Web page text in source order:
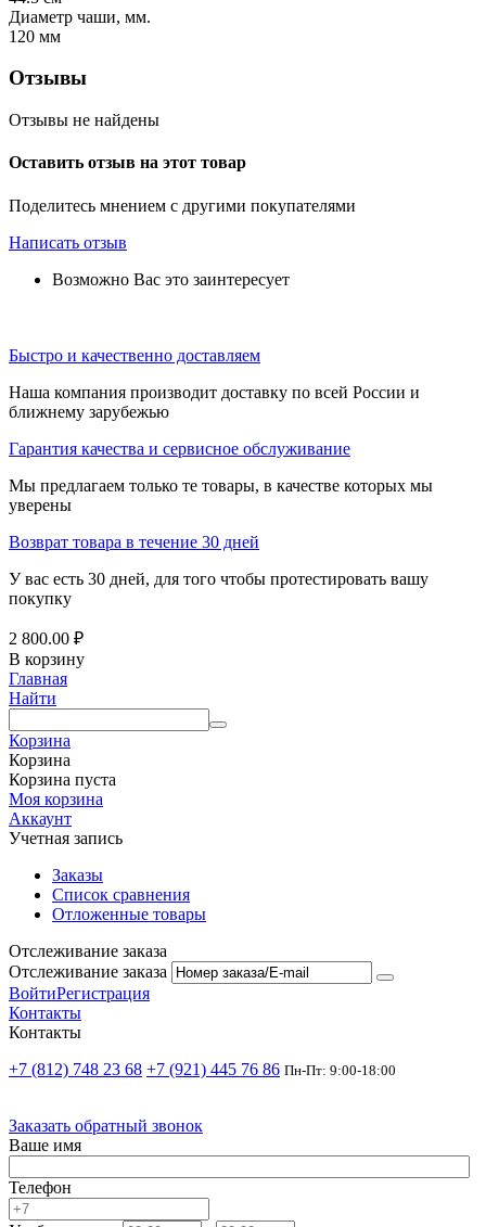
Диаметр чаши, мм.
120 мм
Отзывы
Отзывы не найдены
Оставить отзыв на этот товар
Поделитесь мнением с другими покупателями
Написать отзыв
Возможно Вас это заинтересует
Быстро и качественно доставляем
Наша компания производит доставку по всей России и
ближнему зарубежью
Гарантия качества и сервисное обслуживание
Мы предлагаем только те товары, в качестве которых мы
уверены
Возврат товара в течение 30 дней
У вас есть 30 дней, для того чтобы протестировать вашу
покупку
2 800.00 ₽
В корзину
Главная
Найти
Корзина
Корзина
Корзина пуста
Моя корзина
Аккаунт
Учетная запись
Заказы
Список сравнения
Отложенные товары
Отслеживание заказа
Отслеживание заказа
ВойтиРегистрация
Контакты
Контакты
+7 (812) 748 23 68 +7 (921) 445 76 86 Пн-Пт: 9:00-18:00
Заказать обратный звонок
Ваше имя
Телефон